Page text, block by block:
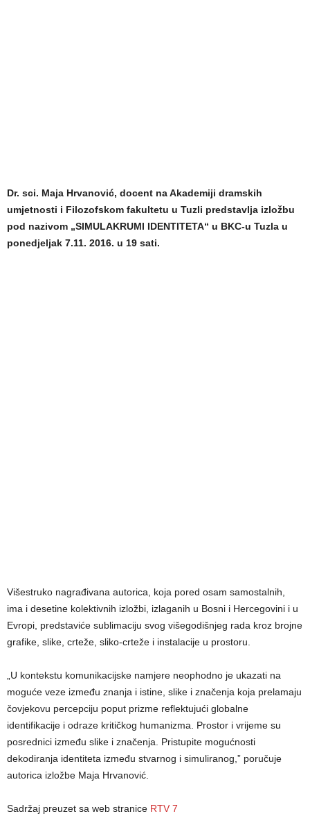
Dr. sci. Maja Hrvanović, docent na Akademiji dramskih
umjetnosti i Filozofskom fakultetu u Tuzli predstavlja izložbu
pod nazivom „SIMULAKRUMI IDENTITETA“ u BKC-u Tuzla u
ponedjeljak 7.11. 2016. u 19 sati.
Višestruko nagrađivana autorica, koja pored osam samostalnih,
ima i desetine kolektivnih izložbi, izlaganih u Bosni i Hercegovini i u
Evropi, predstaviće sublimaciju svog višegodišnjeg rada kroz brojne
grafike, slike, crteže, sliko-crteže i instalacije u prostoru.
„U kontekstu komunikacijske namjere neophodno je ukazati na
moguće veze između znanja i istine, slike i značenja koja prelamaju
čovjekovu percepciju poput prizme reflektujući globalne
identifikacije i odraze kritičkog humanizma. Prostor i vrijeme su
posrednici između slike i značenja. Pristupite mogućnosti
dekodiranja identiteta između stvarnog i simuliranog,” poručuje
autorica izložbe Maja Hrvanović.
Sadržaj preuzet sa web stranice RTV 7